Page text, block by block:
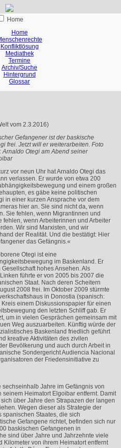
Home
Home
Konfliktlösung
Mediathek
Termine
Archiv/Suche
Hintergrund
Glossar
vom 2.3.2016)
Gefangener ist der baskische
frei. Jetzt will er weiterarbeiten. Foto
Arnaldo Otegi am Abend seiner
vor neun Uhr hat Arnaldo Otegi das
verlassen. Er wurde von etwa 200
und einem großen
es gäbe keine politischen
in einer kurzen Ansprache vor dem
hier an. Sie sind nicht da, wenn
Sie fehlen, wenn Migrantinnen und
wenn Arbeiterinnen und Arbeiter
Wir sind Marxisten, und wir
der Realität. Und die bestätigt: Hier
das Gefängnis.«
Otegi ist eine
im Baskenland. Er
hohes Ansehen. Als
führte er von 2005 bis 2007 die
Staat. Nach deren Scheitern
2008 frei. Im Oktober 2009 stürmte
in Donostia (spanisch:
einem Diskussionspapier für einen
den letzten Schliff gab. Er
um in vielen Gesprächen gemeinsam mit
Weg auszuarbeiten. Künftig würde der
Baskenland friedlich geführt
kreative Aktivitäten des zivilen
Bevölkerung und auch durch Arbeit in
Sondergericht Audiencia Nacional
der Friedensinitiative zu
sechseinhalb Jahre im Gefängnis von
Heimatort Elgoibar entfernt. Damit
über Jahre den Strapazen der langen
Wegen dieser als Strategie der
Staates, die sich
Gefangene richtet, befinden sich nur
baskischen Gefangenen in
sind über Jahre und Jahrzehnte viele
Kilometer von ihrem Heimatort entfernt